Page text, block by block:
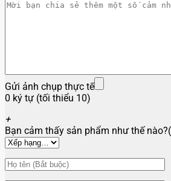
Gửi ảnh chụp thực tế
0 ký tự (tối thiểu 10)
+
Bạn cảm thấy sản phẩm như thế